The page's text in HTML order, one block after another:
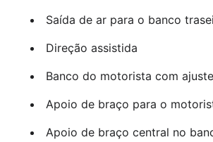
Saída de ar para o banco
Direção assistida
Banco do motorista com
Apoio de braço para o
Apoio de braço central no